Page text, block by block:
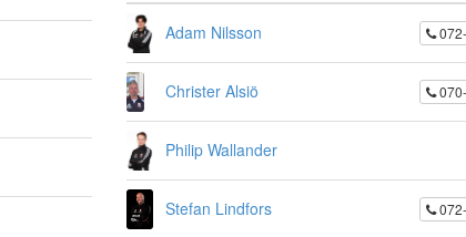
Adam Nilsson
Christer Alsiö
Philip Wallander
Stefan Lindfors